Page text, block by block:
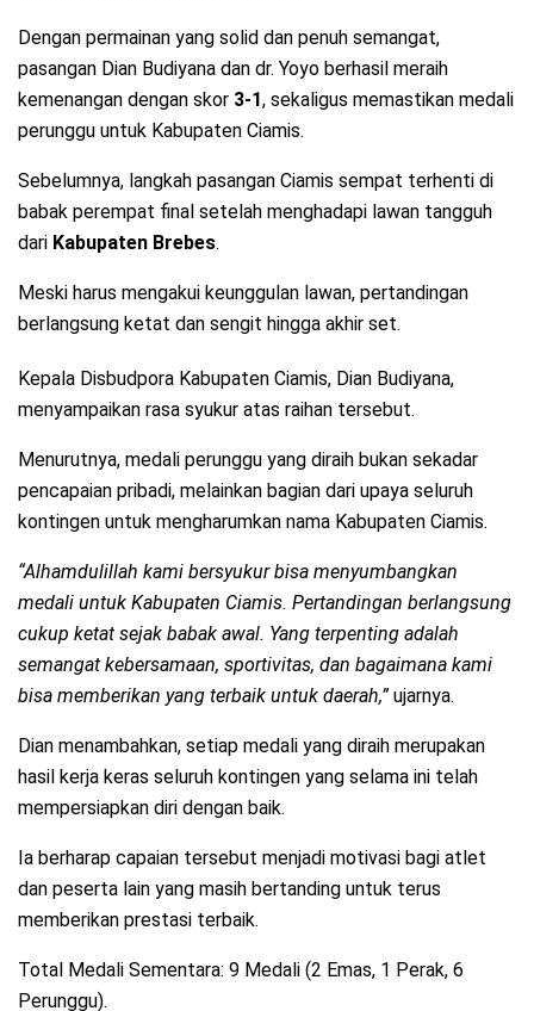
Dengan permainan yang solid dan penuh semangat,
pasangan Dian Budiyana dan dr. Yoyo berhasil meraih
kemenangan dengan skor 3-1, sekaligus memastikan medali
perunggu untuk Kabupaten Ciamis.
Sebelumnya, langkah pasangan Ciamis sempat terhenti di
babak perempat final setelah menghadapi lawan tangguh
dari Kabupaten Brebes.
Meski harus mengakui keunggulan lawan, pertandingan
berlangsung ketat dan sengit hingga akhir set.
Kepala Disbudpora Kabupaten Ciamis, Dian Budiyana,
menyampaikan rasa syukur atas raihan tersebut.
Menurutnya, medali perunggu yang diraih bukan sekadar
pencapaian pribadi, melainkan bagian dari upaya seluruh
kontingen untuk mengharumkan nama Kabupaten Ciamis.
“Alhamdulillah kami bersyukur bisa menyumbangkan
medali untuk Kabupaten Ciamis. Pertandingan berlangsung
cukup ketat sejak babak awal. Yang terpenting adalah
semangat kebersamaan, sportivitas, dan bagaimana kami
bisa memberikan yang terbaik untuk daerah,”ujarnya.
Dian menambahkan, setiap medali yang diraih merupakan
hasil kerja keras seluruh kontingen yang selama ini telah
mempersiapkan diri dengan baik.
Ia berharap capaian tersebut menjadi motivasi bagi atlet
dan peserta lain yang masih bertanding untuk terus
memberikan prestasi terbaik.
Total Medali Sementara: 9 Medali (2 Emas, 1 Perak, 6
Perunggu).